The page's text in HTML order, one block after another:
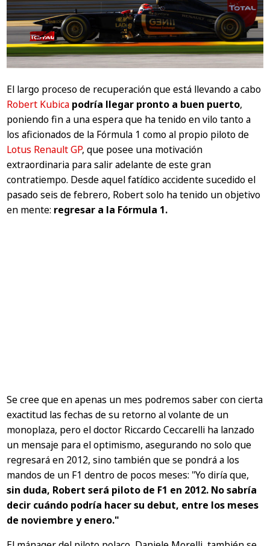
El largo proceso de recuperación que está llevando a cabo
Robert Kubica podría llegar pronto a buen puerto,
poniendo fin a una espera que ha tenido en vilo tanto a
los aficionados de la Fórmula 1 como al propio piloto de
Lotus Renault GP, que posee una motivación
extraordinaria para salir adelante de este gran
contratiempo. Desde aquel fatídico accidente sucedido el
pasado seis de febrero, Robert solo ha tenido un objetivo
en mente: regresar a la Fórmula 1.
Se cree que en apenas un mes podremos saber con cierta
exactitud las fechas de su retorno al volante de un
monoplaza, pero el doctor Riccardo Ceccarelli ha lanzado
un mensaje para el optimismo, asegurando no solo que
regresará en 2012, sino también que se pondrá a los
mandos de un F1 dentro de pocos meses: "Yo diría que,
sin duda, Robert será piloto de F1 en 2012. No sabría
decir cuándo podría hacer su debut, entre los meses
de noviembre y enero."